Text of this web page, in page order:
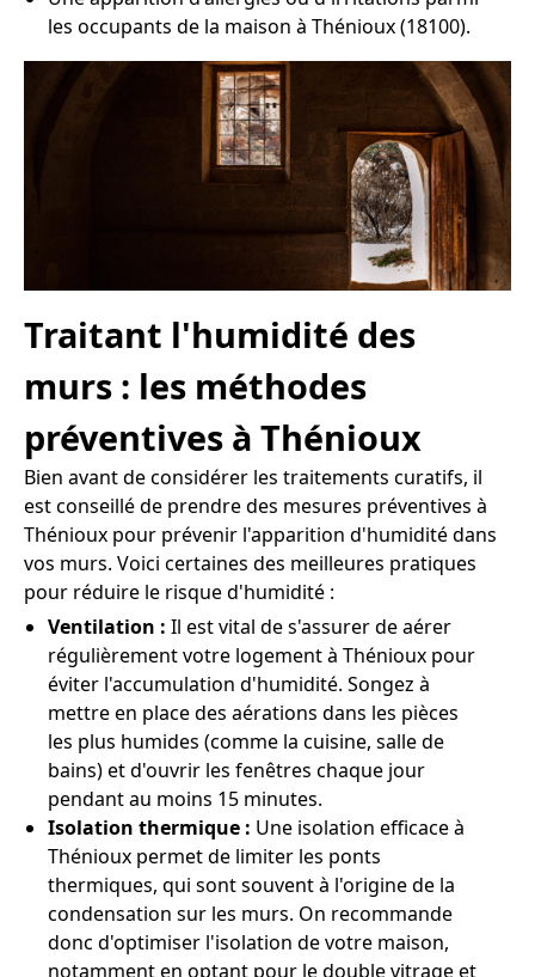
les occupants de la maison à Thénioux (18100).
Traitant l'humidité des
murs : les méthodes
préventives à Thénioux
Bien avant de considérer les traitements curatifs, il
est conseillé de prendre des mesures préventives à
Thénioux pour prévenir l'apparition d'humidité dans
vos murs. Voici certaines des meilleures pratiques
pour réduire le risque d'humidité :
Ventilation : Il est vital de s'assurer de aérer
régulièrement votre logement à Thénioux pour
éviter l'accumulation d'humidité. Songez à
mettre en place des aérations dans les pièces
les plus humides (comme la cuisine, salle de
bains) et d'ouvrir les fenêtres chaque jour
pendant au moins 15 minutes.
Isolation thermique : Une isolation efficace à
Thénioux permet de limiter les ponts
thermiques, qui sont souvent à l'origine de la
condensation sur les murs. On recommande
donc d'optimiser l'isolation de votre maison,
notamment en optant pour le double vitrage et